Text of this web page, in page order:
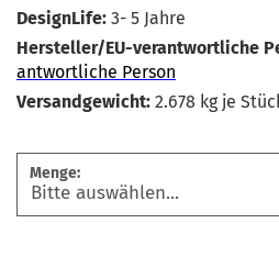
DesignLife: 3- 5 Jahre
Hersteller/EU-verantwortliche
antwortliche Person
Versandgewicht: 2.678 kg je
Menge: